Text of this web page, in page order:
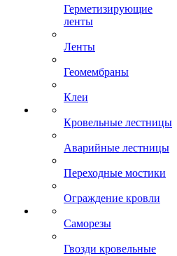
Герметизирующие
ленты
Ленты
Геомембраны
Клеи
Кровельные лестницы
Аварийные лестницы
Переходные мостики
Ограждение кровли
Саморезы
Гвозди кровельные